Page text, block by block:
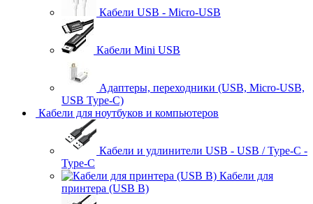
Кабели USB - Micro-USB
Кабели Mini USB
Адаптеры, переходники (USB, Micro-USB,
USB Type-C)
Кабели для ноутбуков и компьютеров
Кабели и удлинители USB - USB / Type-C -
Type-C
Кабели для
принтера (USB B)